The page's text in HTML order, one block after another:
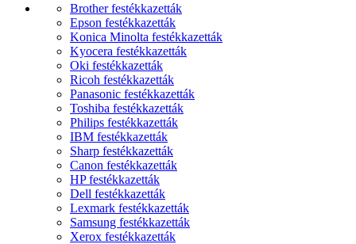
Brother festékkazetták
Epson festékkazetták
Konica Minolta festékkazetták
Kyocera festékkazetták
Oki festékkazetták
Ricoh festékkazetták
Panasonic festékkazetták
Toshiba festékkazetták
Philips festékkazetták
IBM festékkazetták
Sharp festékkazetták
Canon festékkazetták
HP festékkazetták
Dell festékkazetták
Lexmark festékkazetták
Samsung festékkazetták
Xerox festékkazetták